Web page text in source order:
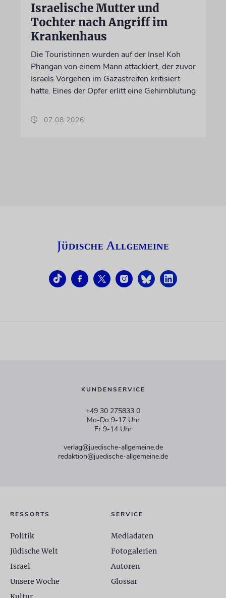
Israelische Mutter und
Tochter nach Angriff im
Krankenhaus
Die Touristinnen wurden auf der Insel Koh
Phangan von einem Mann attackiert, der zuvor
Israels Vorgehen im Gazastreifen kritisiert
hatte. Eines der Opfer erlitt eine Gehirnblutung
07.08.2026
KUNDENSERVICE
+49 30 275833 0
Mo-Do 9-17 Uhr
Fr 9-14 Uhr
verlag@juedische-allgemeine.de
redaktion@juedische-allgemeine.de
RESSORTS
Politik
Jüdische Welt
Israel
Unsere Woche
SERVICE
Mediadaten
Fotogalerien
Autoren
Glossar